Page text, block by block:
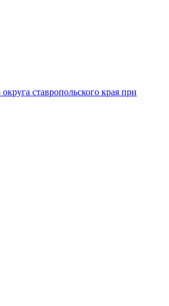
ставропольского края при